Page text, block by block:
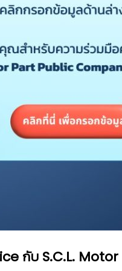
กับ S.C.L.